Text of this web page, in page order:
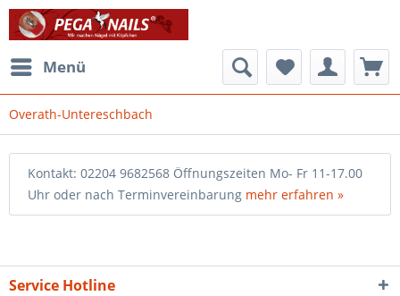
Menü
Overath-Untereschbach
Kontakt: 02204 9682568 Öffnungszeiten Mo- Fr 11-17.00
Uhr oder nach Terminvereinbarung mehr erfahren »
Service Hotline